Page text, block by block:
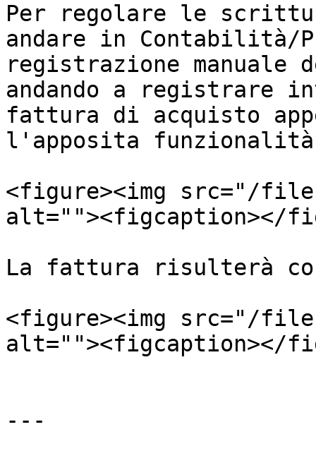
Per regolare le
andare in Contabilità/
registrazione
andando a registrare
fattura di acquisto
l'apposita
<figure><img src="/
alt=""><figcaption></
La fattura risulterà
<figure><img src="/files/
alt=""><figcaption></
---